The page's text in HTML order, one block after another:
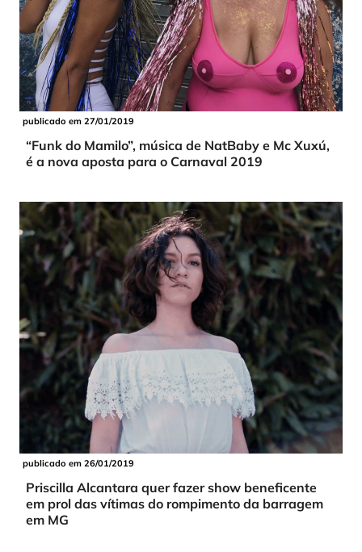
publicado em 27/01/2019
“Funk do Mamilo”, música de NatBaby e Mc Xuxú,
é a nova aposta para o Carnaval 2019
publicado em 26/01/2019
Priscilla Alcantara quer fazer show beneficente
em prol das vítimas do rompimento da barragem
em MG